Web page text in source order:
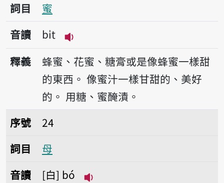
詞目
蜜
音讀
bi̍t
播放音讀bi̍t
釋義
蜂蜜、花蜜、糖膏或是像蜂蜜一樣甜
的東西。 像蜜汁一樣甘甜的、美好
的。 用糖、蜜醃漬。
序號24母
序號
24
詞目
母
音讀
白 bó